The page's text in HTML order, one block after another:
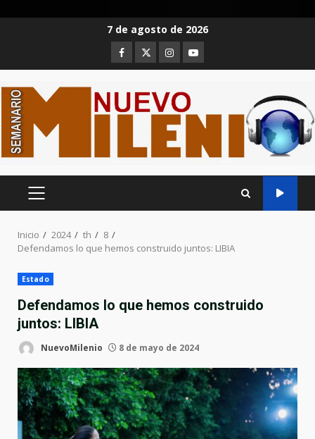
7 de agosto de 2026
Facebook
TwitterInstagram
Youtube
MENÚ
Inicio 2024 th
8
Defendamos lo que hemos construido juntos: LIBIA
Estado
Defendamos lo que hemos construido
juntos: LIBIA
NuevoMilenio 8 de mayo de 2024